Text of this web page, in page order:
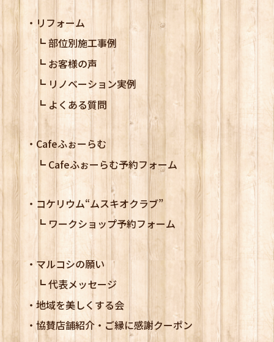
リフォーム
部位別施工事例
お客様の声
リノベーション実例
よくある質問
Cafeふぉーらむ
Cafeふぉーらむ予約フォーム
コケリウム“ムスキオクラブ”
ワークショップ予約フォーム
マルコシの願い
代表メッセージ
地域を美しくする会
協賛店舗紹介・ご縁に感謝クーポン